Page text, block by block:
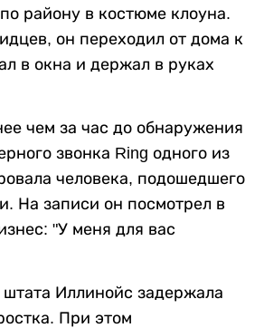
району в костюме клоуна.
он переходил от дома к
в окна и держал в руках
чем за час до обнаружения
звонка Ring одного из
человека, подошедшего
На записи он посмотрел в
"У меня для вас
Иллинойс задержала
При этом